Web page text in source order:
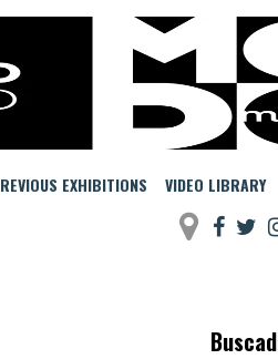
EXHIBITIONS VIDEO LIBRARY